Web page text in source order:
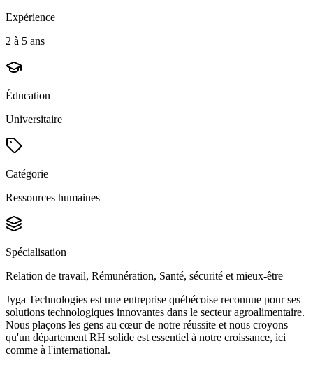
Expérience
2 à 5 ans
Éducation
Universitaire
Catégorie
Ressources humaines
Spécialisation
Relation de travail, Rémunération, Santé, sécurité et mieux-être
Jyga Technologies est une entreprise québécoise reconnue pour ses
solutions technologiques innovantes dans le secteur agroalimentaire.
Nous plaçons les gens au cœur de notre réussite et nous croyons
qu'un département RH solide est essentiel à notre croissance, ici
comme à l'international.